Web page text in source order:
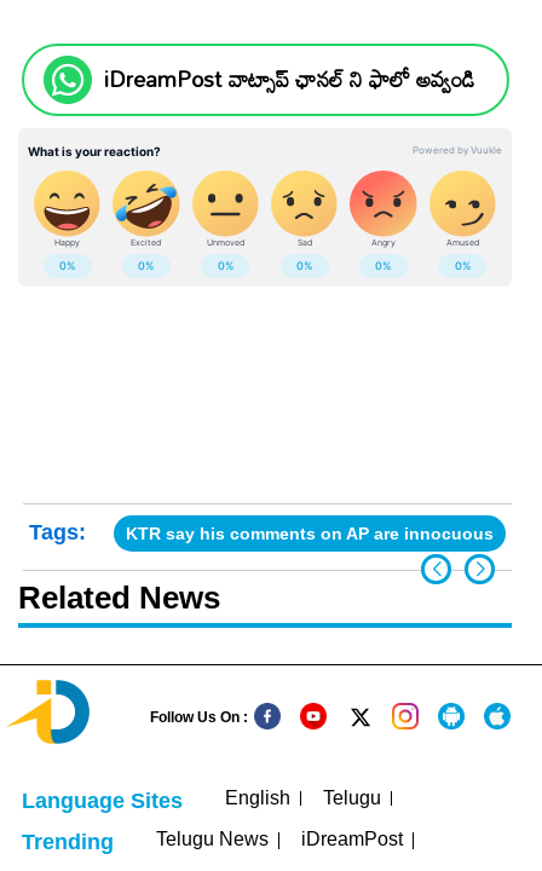
iDreamPost వాట్సాప్ ఛానల్ ని ఫాలో అవ్వండి
Tags: KTR say his comments on AP are innocuous
Related News
Follow Us On :
Language Sites English Telugu
Trending Telugu News
iDreamPost